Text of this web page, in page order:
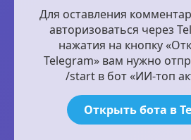
Для оставления
авторизоваться через
нажатия на кнопку
Telegram» вам нужно
/start в бот «ИИ-топ
Открыть бота в